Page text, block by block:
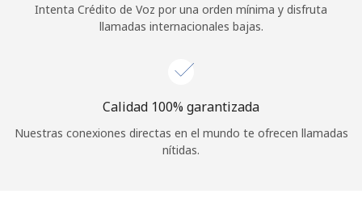
Intenta Crédito de Voz por una orden mínima y disfruta
llamadas internacionales bajas.
Calidad 100% garantizada
Nuestras conexiones directas en el mundo te ofrecen llamadas
nítidas.